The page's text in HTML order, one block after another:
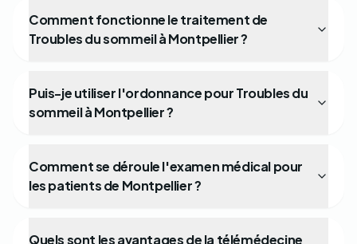
Comment fonctionne le traitement de
Troubles du sommeil à Montpellier ?
Puis-je utiliser l'ordonnance pour Troubles du
sommeil à Montpellier ?
Comment se déroule l'examen médical pour
les patients de Montpellier ?
Quels sont les avantages de la télémédecine